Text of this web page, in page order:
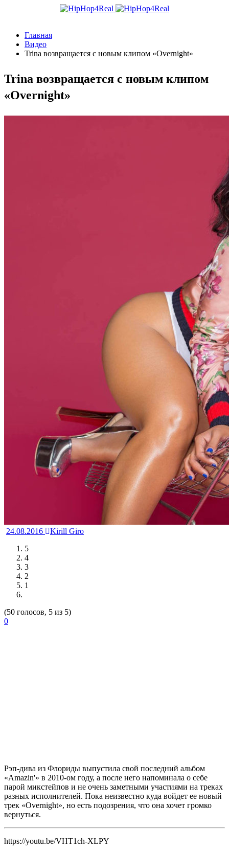
Главная
Видео
Trina возвращается с новым клипом «Overnight»
Trina возвращается с новым клипом
«Overnight»
24.08.2016
Kirill Giro
5
4
3
2
1
(50 голосов, 5 из 5)
0
Рэп-дива из Флориды выпустила свой последний альбом
«Amazin'» в 2010-ом году, а после него напоминала о себе
парой микстейпов и не очень заметными участиями на треках
разных исполнителей. Пока неизвестно куда войдет ее новый
трек «Overnight», но есть подозрения, что она хочет громко
вернуться.
https://youtu.be/VHT1ch-XLPY